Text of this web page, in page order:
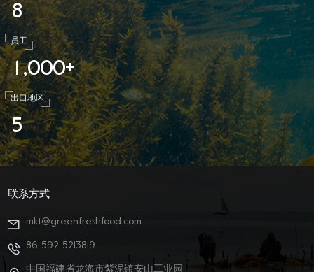
8
员工
1 ,000+
出口地区
5
联系方式
mkt@greenfreshfood.com
86-592-5213819
中国福建省龙海市紫泥镇安山工业园